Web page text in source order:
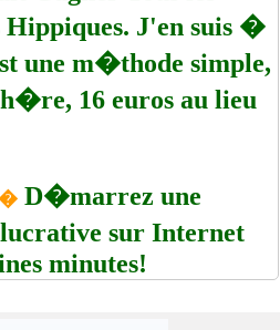
Hippiques. J'en suis �
une m�thode simple,
16 euros au lieu
D�marrez une
sur Internet
minutes!